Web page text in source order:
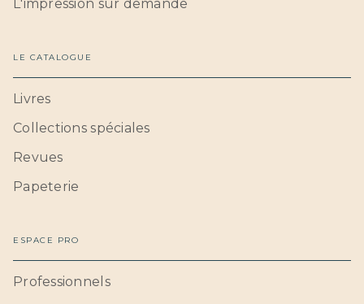
L'impression sur demande
LE CATALOGUE
Livres
Collections spéciales
Revues
Papeterie
ESPACE PRO
Professionnels